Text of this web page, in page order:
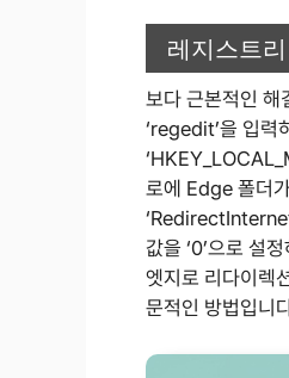
레지스트
보다 근본적인 해
‘regedit’을 입력
로에 Edge 폴더
값을 ‘0’으로 설
엣지로 리다이렉
문적인 방법입니